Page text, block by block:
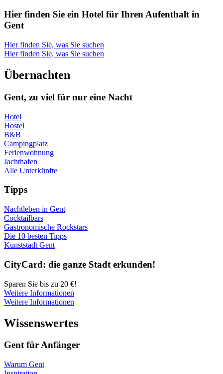
Hier fin­den Sie ein Hotel für Ihren Auf­ent­halt in
Gent
Hier finden Sie, was Sie suchen
Hier finden Sie, was Sie suchen
Über­nach­ten
Gent, zu viel für nur eine Nacht
Hotel
Hostel
B&B
Campingplatz
Ferienwohnung
Jachthafen
Alle Unterkünfte
Tipps
Nachtleben in Gent
Cocktailbars
Gastronomische Rockstars
Die 10 besten Tipps
Kunststadt Gent
City­Card: die gan­ze Stadt erkun­den!
Sparen Sie bis zu 20 €!
Weitere Informationen
Weitere Informationen
Wis­sens­wer­tes
Gent für Anfänger
Warum Gent